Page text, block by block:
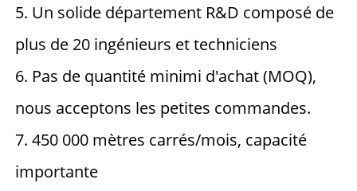
5. Un solide département R&D composé de
plus de 20 ingénieurs et techniciens
6. Pas de quantité minimi d'achat (MOQ),
nous acceptons les petites commandes.
7. 450 000 mètres carrés/mois, capacité
importante